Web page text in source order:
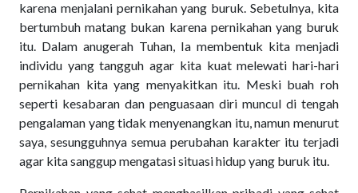
karena menjalani pernikahan yang buruk. Sebetulnya, kita
bertumbuh matang bukan karena pernikahan yang buruk
itu. Dalam anugerah Tuhan, Ia membentuk kita menjadi
individu yang tangguh agar kita kuat melewati hari-hari
pernikahan kita yang menyakitkan itu. Meski buah roh
seperti kesabaran dan penguasaan diri muncul di tengah
pengalaman yang tidak menyenangkan itu, namun menurut
saya, sesungguhnya semua perubahan karakter itu terjadi
agar kita sanggup mengatasi situasi hidup yang buruk itu.